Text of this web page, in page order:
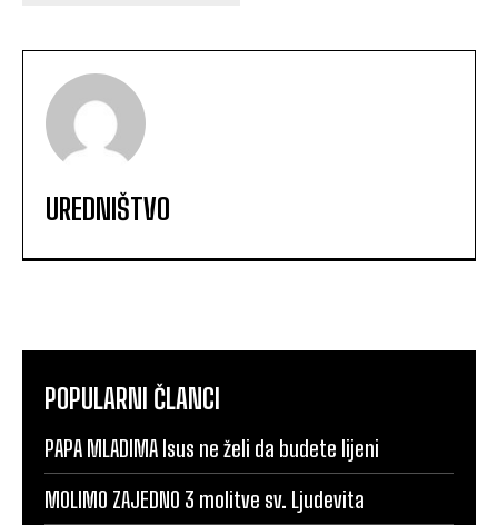
UREDNIŠTVO
POPULARNI ČLANCI
PAPA MLADIMA Isus ne želi da budete lijeni
MOLIMO ZAJEDNO 3 molitve sv. Ljudevita